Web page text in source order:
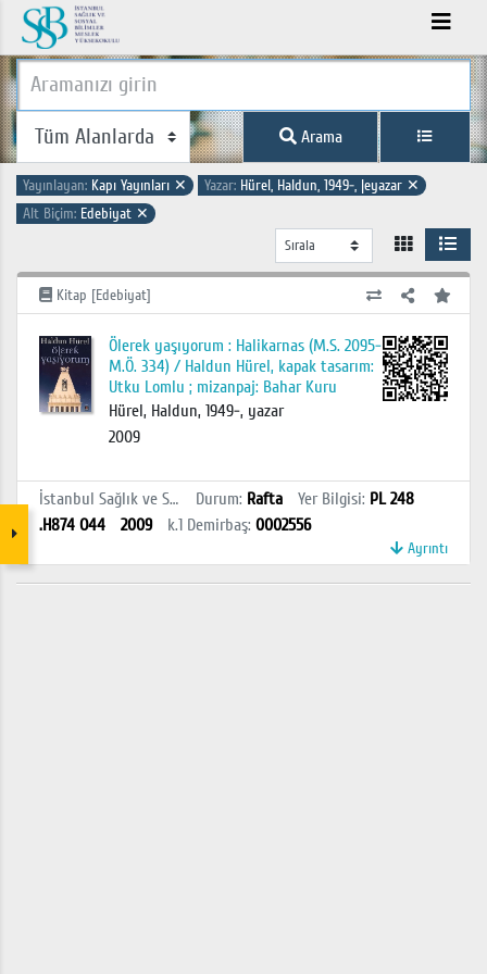
Arama
Yayınlayan: Kapı Yayınları ✕ Yazar: Hürel, Haldun, 1949-, |eyazar ✕
Alt Biçim: Edebiyat ✕
Kitap [Edebiyat]
Ölerek yaşıyorum : Halikarnas (M.S. 2095-
M.Ö. 334) / Haldun Hürel, kapak tasarım:
Utku Lomlu ; mizanpaj: Bahar Kuru
Hürel, Haldun, 1949-, yazar
2009
İstanbul Sağlık ve Sosyal Bilimler MYO Kütüphanesi Durum: Rafta Yer Bilgisi: PL 248
.H874 O44
2009 k.1 Demirbaş: 0002556
Ayrıntı